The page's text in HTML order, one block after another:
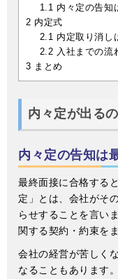
1.1 内々定の告知
2 内定式
2.1 内定取り消し
2.2 入社までの流
3 まとめ
内々定が出る
内々定の告知は
最終面接に合格する
定」とは、会社がそ
らせすることを言い
関する契約・約束を
会社の経営が苦しく
なることもあります